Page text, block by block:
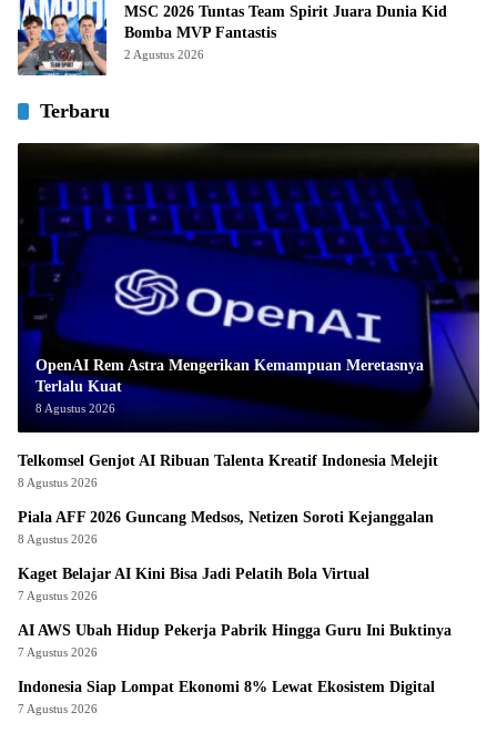
MSC 2026 Tuntas Team Spirit Juara Dunia Kid
Bomba MVP Fantastis
2 Agustus 2026
Terbaru
OpenAI Rem Astra Mengerikan Kemampuan Meretasnya
Terlalu Kuat
8 Agustus 2026
Telkomsel Genjot AI Ribuan Talenta Kreatif Indonesia Melejit
8 Agustus 2026
Piala AFF 2026 Guncang Medsos, Netizen Soroti Kejanggalan
8 Agustus 2026
Kaget Belajar AI Kini Bisa Jadi Pelatih Bola Virtual
7 Agustus 2026
AI AWS Ubah Hidup Pekerja Pabrik Hingga Guru Ini Buktinya
7 Agustus 2026
Indonesia Siap Lompat Ekonomi 8% Lewat Ekosistem Digital
7 Agustus 2026